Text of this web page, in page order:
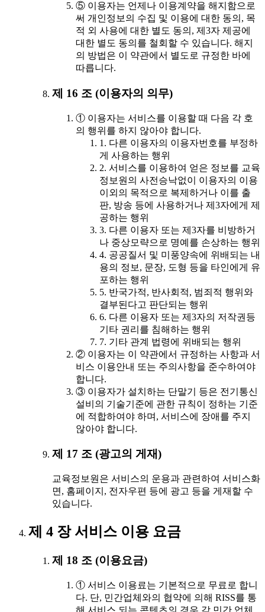
⑤ 이용자는 언제나 이용계약을 해지함으로
써 개인정보의 수집 및 이용에 대한 동의, 목
적 외 사용에 대한 별도 동의, 제3자 제공에
대한 별도 동의를 철회할 수 있습니다. 해지
의 방법은 이 약관에서 별도로 규정한 바에
따릅니다.
제 16 조 (이용자의 의무)
① 이용자는 서비스를 이용할 때 다음 각 호
의 행위를 하지 않아야 합니다.
1. 다른 이용자의 이용자번호를 부정하
게 사용하는 행위
2. 서비스를 이용하여 얻은 정보를 교육
정보원의 사전승낙없이 이용자의 이용
이외의 목적으로 복제하거나 이를 출
판, 방송 등에 사용하거나 제3자에게 제
공하는 행위
3. 다른 이용자 또는 제3자를 비방하거
나 중상모략으로 명예를 손상하는 행위
4. 공공질서 및 미풍양속에 위배되는 내
용의 정보, 문장, 도형 등을 타인에게 유
포하는 행위
5. 반국가적, 반사회적, 범죄적 행위와
결부된다고 판단되는 행위
6. 다른 이용자 또는 제3자의 저작권등
기타 권리를 침해하는 행위
7. 기타 관계 법령에 위배되는 행위
② 이용자는 이 약관에서 규정하는 사항과 서
비스 이용안내 또는 주의사항을 준수하여야
합니다.
③ 이용자가 설치하는 단말기 등은 전기통신
설비의 기술기준에 관한 규칙이 정하는 기준
에 적합하여야 하며, 서비스에 장애를 주지
않아야 합니다.
제 17 조 (광고의 게재)
교육정보원은 서비스의 운용과 관련하여 서비스화
면, 홈페이지, 전자우편 등에 광고 등을 게재할 수
있습니다.
제 4 장 서비스 이용 요금
제 18 조 (이용요금)
① 서비스 이용료는 기본적으로 무료로 합니
다. 단, 민간업체와의 협약에 의해 RISS를 통
해 서비스 되는 콘텐츠의 경우 각 민간 업체